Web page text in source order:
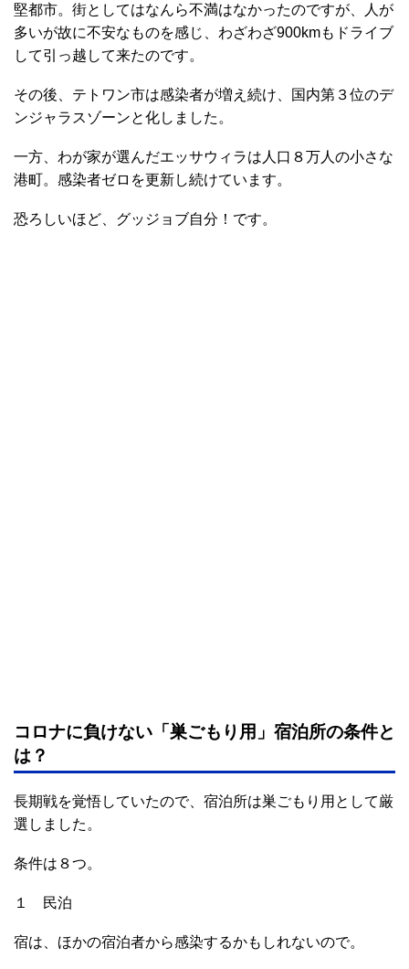
堅都市。街としてはなんら不満はなかったのですが、人が
多いが故に不安なものを感じ、わざわざ900kmもドライブ
して引っ越して来たのです。
その後、テトワン市は感染者が増え続け、国内第３位のデ
ンジャラスゾーンと化しました。
一方、わが家が選んだエッサウィラは人口８万人の小さな
港町。感染者ゼロを更新し続けています。
恐ろしいほど、グッジョブ自分！です。
コロナに負けない「巣ごもり用」宿泊所の条件と
は？
長期戦を覚悟していたので、宿泊所は巣ごもり用として厳
選しました。
条件は８つ。
１ 民泊
宿は、ほかの宿泊者から感染するかもしれないので。